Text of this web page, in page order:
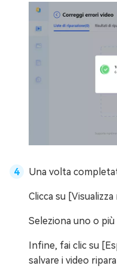
Una volta
Clicca su
Seleziona uno o
Infine, fai clic su
salvare i video